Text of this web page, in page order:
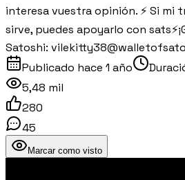
interesa vuestra opinión. ⚡️ Si mi
sirve, puedes apoyarlo con
Satoshi:
Publicado hace 1 año
5,48 mil
280
45
Marcar como visto